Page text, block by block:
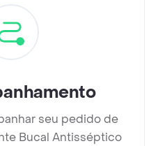
seu pedido de
Bucal Antisséptico